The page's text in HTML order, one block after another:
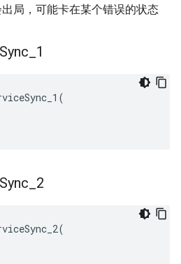
局，可能卡在某个错误的状态
Sync 1
(
Sync 2
(